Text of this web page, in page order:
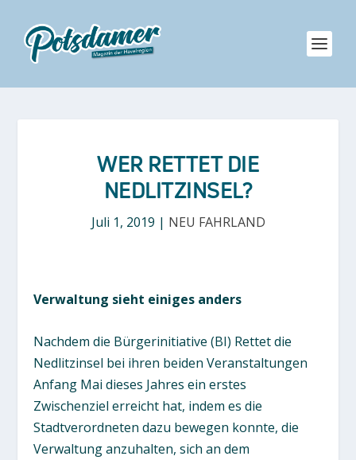
WER RETTET DIE
NEDLITZINSEL?
Juli 1, 2019 | NEU FAHRLAND
Verwaltung sieht einiges anders
Nachdem die Bürgerinitiative (BI) Rettet die
Nedlitzinsel bei ihren beiden Veranstaltungen
Anfang Mai dieses Jahres ein erstes
Zwischenziel erreicht hat, indem es die
Stadtverordneten dazu bewegen konnte, die
Verwaltung anzuhalten, sich an dem